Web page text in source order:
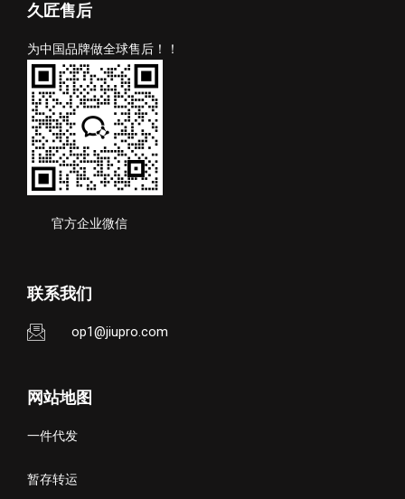
久匠售后
为中国品牌做全球售后！！
官方企业微信
联系我们
op1@jiupro.com
网站地图
一件代发
暂存转运